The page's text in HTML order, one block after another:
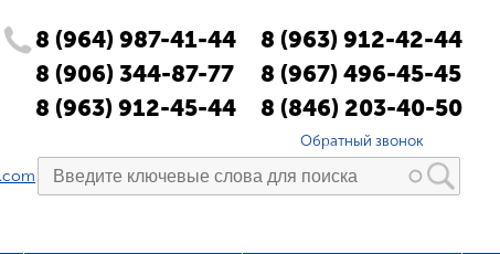
8 (964) 987-41-44
8 (906) 344-87-77
8 (963) 912-45-44
8 (963) 912-42-44
8 (967) 496-45-45
8 (846) 203-40-50
Обратный звонок